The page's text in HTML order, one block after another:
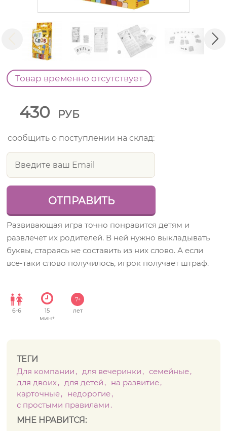
Товар временно отсутствует
430 РУБ
сообщить о поступлении на склад:
Развивающая игра точно понравится детям и
развлечет их родителей. В ней нужно выкладывать
буквы, стараясь не составить из них слово. А если
все-таки слово получилось, игрок получает штраф.
6-6
15
мин+
7+
лет
ТЕГИ
Для компании
для вечеринки
семейные
для двоих
для детей
на развитие
карточные
недорогие
с простыми правилами
МНЕ НРАВИТСЯ: